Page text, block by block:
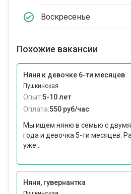
Воскресенье
Похожие вакансии
Няня к девочке 6-ти месяцев
Пушкинская
Опыт:5-10 лет
Оплата:550 руб/час
Мы ищем няню в семью с
года и девочка 5-ти месяцев.
уже...
Няня, гувернантка